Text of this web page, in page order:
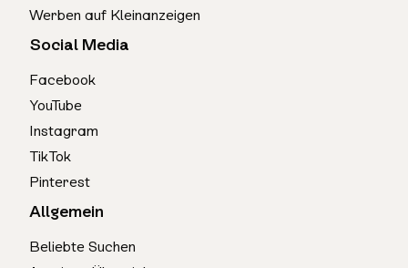
Werben auf Kleinanzeigen
Social Media
Facebook
YouTube
Instagram
TikTok
Pinterest
Allgemein
Beliebte Suchen